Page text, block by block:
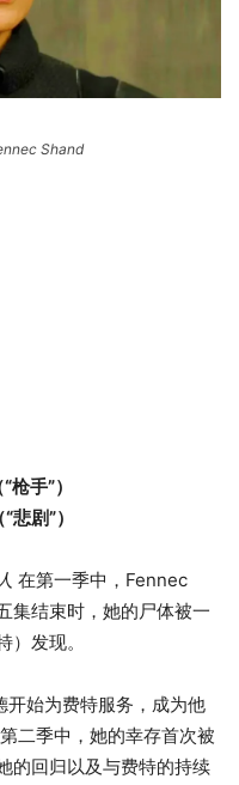
Shand
手”）
悲剧”）
在第一季中，Fennec
集结束时，她的尸体被一
发现。
开始为费特服务，成为他
二季中，她的幸存首次被
的回归以及与费特的持续